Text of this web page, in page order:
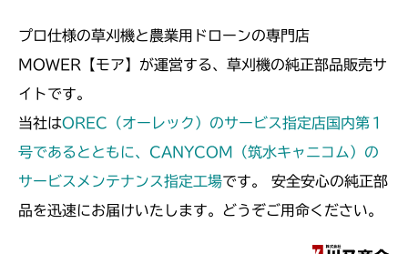
FIG18 アクスル
CM221
ミッション FIG7 アクスル
CM212K
プロ仕様の草刈機と農業用ドローンの専門店
MOWER【モア】が運営する、草刈機の純正部品販売サ
イトです。
当社はOREC（オーレック）のサービス指定店国内第１
号であるとともに、CANYCOM（筑水キャニコム）の
サービスメンテナンス指定工場です。 安全安心の純正部
品を迅速にお届けいたします。どうぞご用命ください。